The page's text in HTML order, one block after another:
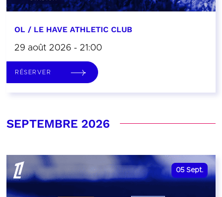
OL / LE HAVE ATHLETIC CLUB
29 août 2026 - 21:00
RÉSERVER
SEPTEMBRE 2026
05 Sept.